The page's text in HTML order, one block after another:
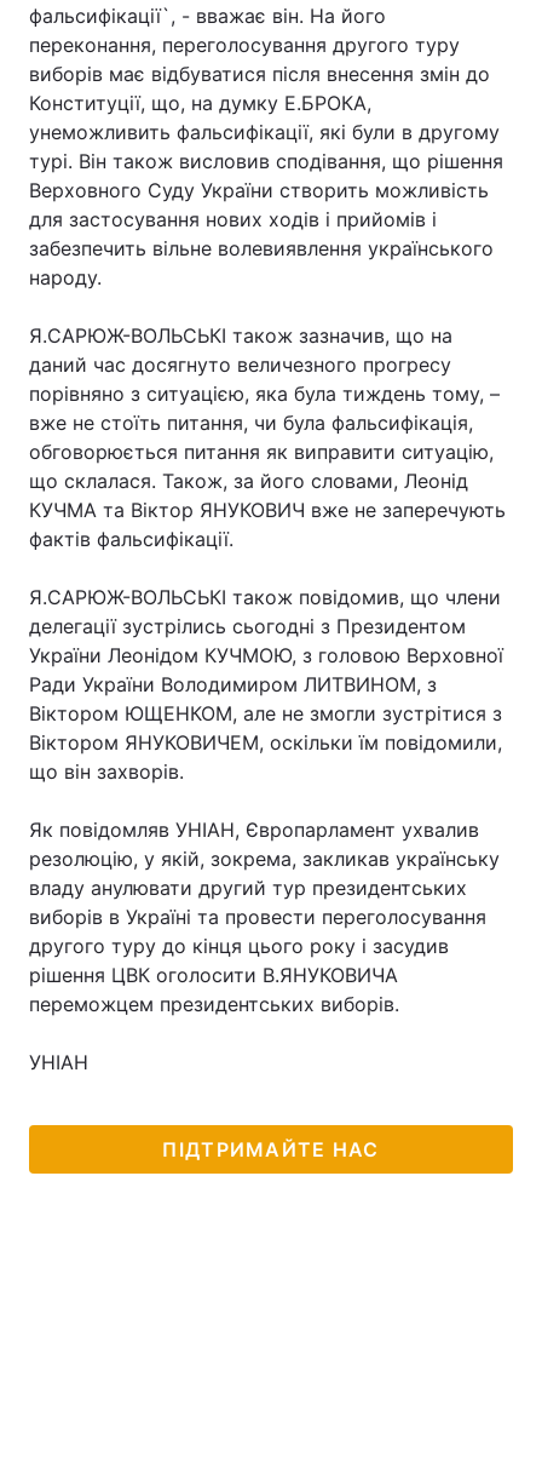
фальсифікації`, - вважає він. На його
переконання, переголосування другого туру
виборів має відбуватися після внесення змін до
Конституції, що, на думку Е.БРОКА,
унеможливить фальсифікації, які були в другому
турі. Він також висловив сподівання, що рішення
Верховного Суду України створить можливість
для застосування нових ходів і прийомів і
забезпечить вільне волевиявлення українського
народу.
Я.САРЮЖ-ВОЛЬСЬКІ також зазначив, що на
даний час досягнуто величезного прогресу
порівняно з ситуацією, яка була тиждень тому, –
вже не стоїть питання, чи була фальсифікація,
обговорюється питання як виправити ситуацію,
що склалася. Також, за його словами, Леонід
КУЧМА та Віктор ЯНУКОВИЧ вже не заперечують
фактів фальсифікації.
Я.САРЮЖ-ВОЛЬСЬКІ також повідомив, що члени
делегації зустрілись сьогодні з Президентом
України Леонідом КУЧМОЮ, з головою Верховної
Ради України Володимиром ЛИТВИНОМ, з
Віктором ЮЩЕНКОМ, але не змогли зустрітися з
Віктором ЯНУКОВИЧЕМ, оскільки їм повідомили,
що він захворів.
Як повідомляв УНІАН, Європарламент ухвалив
резолюцію, у якій, зокрема, закликав українську
владу анулювати другий тур президентських
виборів в Україні та провести переголосування
другого туру до кінця цього року і засудив
рішення ЦВК оголосити В.ЯНУКОВИЧА
переможцем президентських виборів.
УНІАН
ПІДТРИМАЙТЕ НАС